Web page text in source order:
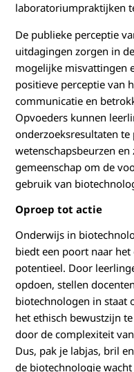
laboratoriumpraktijken
De publieke perceptie
uitdagingen zorgen in
mogelijke misvattingen
positieve perceptie van
communicatie en
Opvoeders kunnen
onderzoeksresultaten te
wetenschapsbeurzen
gemeenschap om de
gebruik van
Oproep tot actie
Onderwijs in
biedt een poort naar
potentieel. Door
opdoen, stellen
biotechnologen in staat
het ethisch bewustzijn
door de complexiteit
Dus, pak je labjas, bril
de biotechnologie wacht